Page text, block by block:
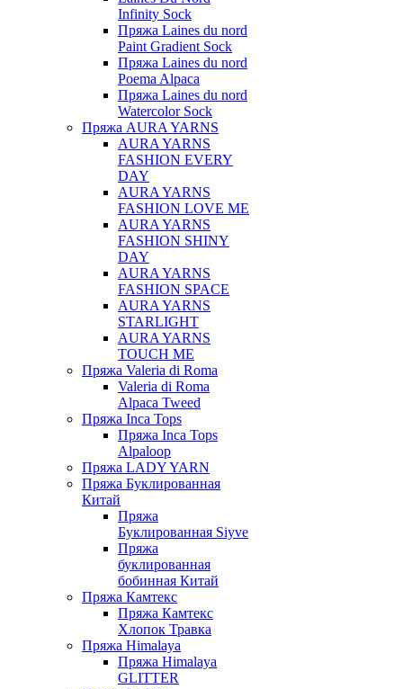
Infinity Sock
Пряжа Laines du nord
Paint Gradient Sock
Пряжа Laines du nord
Poema Alpaca
Пряжа Laines du nord
Watercolor Sock
Пряжа AURA YARNS
AURA YARNS
FASHION EVERY
DAY
AURA YARNS
FASHION LOVE ME
AURA YARNS
FASHION SHINY
DAY
AURA YARNS
FASHION SPACE
AURA YARNS
STARLIGHT
AURA YARNS
TOUCH ME
Пряжа Valeria di Roma
Valeria di Roma
Alpaca Tweed
Пряжа Inca Tops
Пряжа Inca Tops
Alpaloop
Пряжа LADY YARN
Пряжа Буклированная
Китай
Пряжа
Буклированная Siyve
Пряжа
буклированная
бобинная Китай
Пряжа Камтекс
Пряжа Камтекс
Хлопок Травка
Пряжа Himalaya
Пряжа Himalaya
GLITTER